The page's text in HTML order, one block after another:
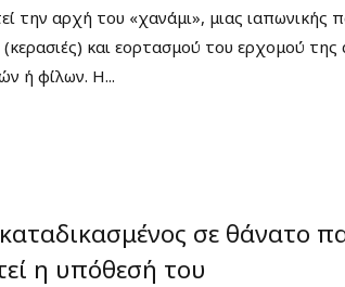
την αρχή του «χανάμι», μιας ιαπωνικής
και εορτασμού του ερχομού της
ή φίλων. Η...
σε θάνατο
η υπόθεσή του